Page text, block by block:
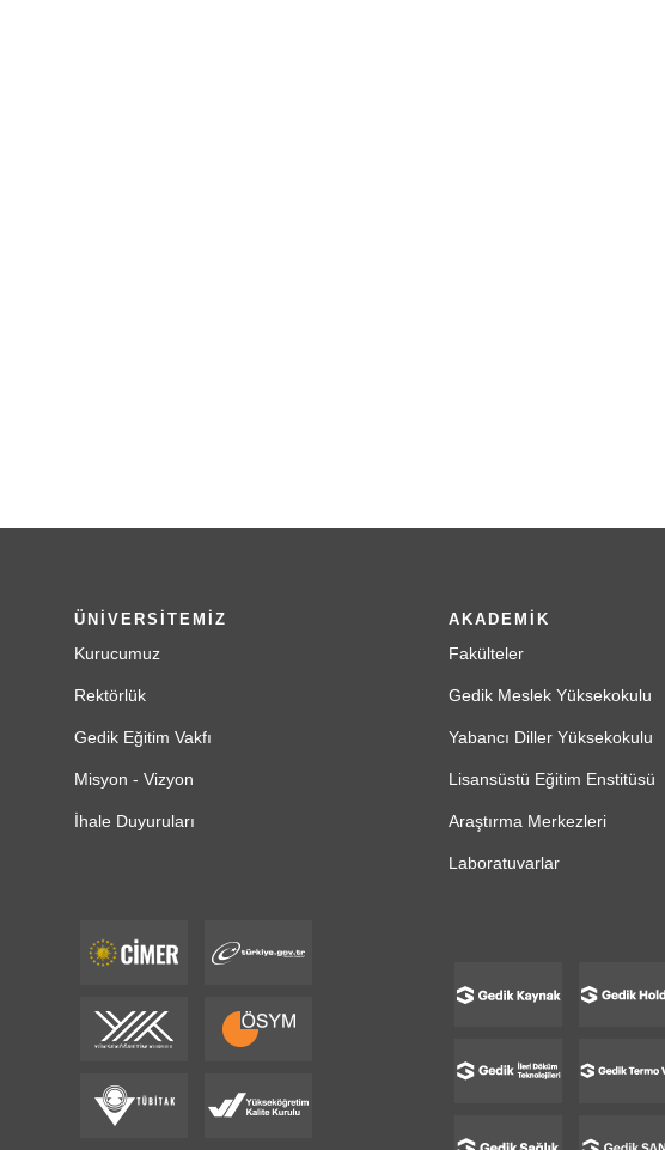
ÜNİVERSİTEMİZ
Kurucumuz
Rektörlük
Gedik Eğitim Vakfı
Misyon - Vizyon
İhale Duyuruları
AKADEMİK
Fakülteler
Gedik Meslek Yüksekokulu
Yabancı Diller Yüksekokulu
Lisansüstü Eğitim Enstitüsü
Araştırma Merkezleri
Laboratuvarlar